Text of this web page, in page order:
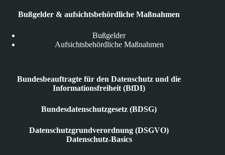
Bußgelder & aufsichtsbehördliche Maßnahmen
Bußgelder
Aufsichtsbehördliche Maßnahmen
Bundesbeauftragte für den Datenschutz und die
Informationsfreiheit (BfDI)
Bundesdatenschutzgesetz (BDSG)
Datenschutzgrundverordnung (DSGVO)
Datenschutz-Basics